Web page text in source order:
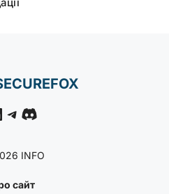
Telegram
Discord
INFO
сайт